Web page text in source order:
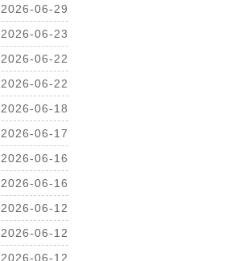
2026-06-29
2026-06-23
2026-06-22
2026-06-22
2026-06-18
2026-06-17
2026-06-16
2026-06-16
2026-06-12
2026-06-12
2026-06-12